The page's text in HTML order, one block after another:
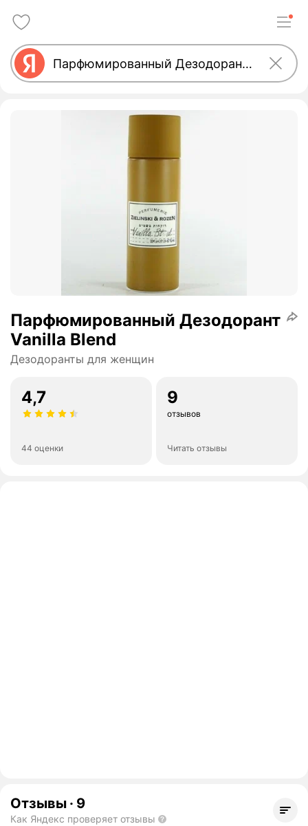
Парфюмированный Дезодорант
Vanilla Blend
Дезодоранты для женщин
4,7
44 оценки
9
отзывов
Читать отзывы
Отзывы · 9
Как Яндекс проверяет отзывы